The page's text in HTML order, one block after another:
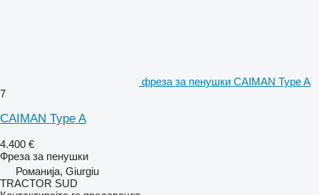
фреза за пенушки CAIMAN Type A
7
CAIMAN Type A
4.400 €
Фреза за пенушки
Романија, Giurgiu
TRACTOR SUD